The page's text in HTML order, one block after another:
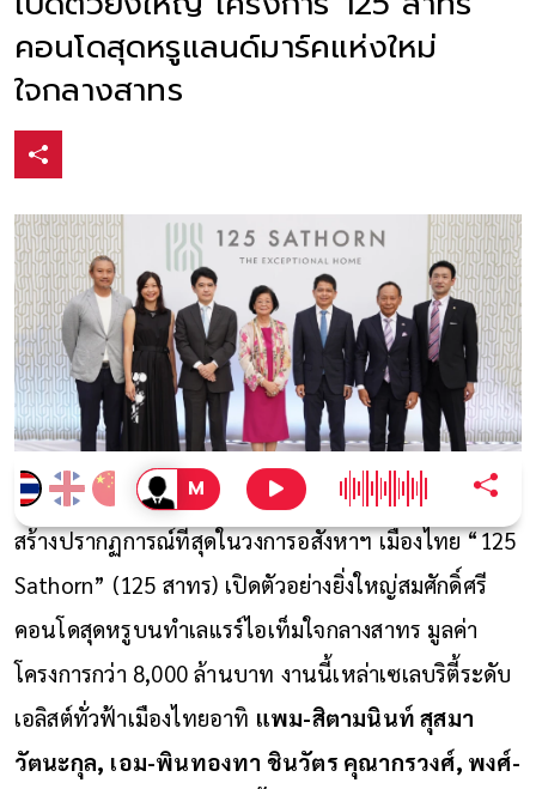
คอนโดสุดหรูแลนด์มาร์คแห่งใหม่
ใจกลางสาทร
สร้างปรากฏการณ์ที่สุดในวงการอสังหาฯ เมืองไทย “125
Sathorn” (125 สาทร) เปิดตัวอย่างยิ่งใหญ่สมศักดิ์ศรี
คอนโดสุดหรูบนทำเลแรร์ไอเท็มใจกลางสาทร มูลค่า
โครงการกว่า 8,000 ล้านบาท งานนี้เหล่าเซเลบริตี้ระดับ
เอลิสต์ทั่วฟ้าเมืองไทยอาทิ แพม-สิตามนินท์ สุสมา
วัตนะกุล, เอม-พินทองทา ชินวัตร คุณากรวงศ์, พงศ์-